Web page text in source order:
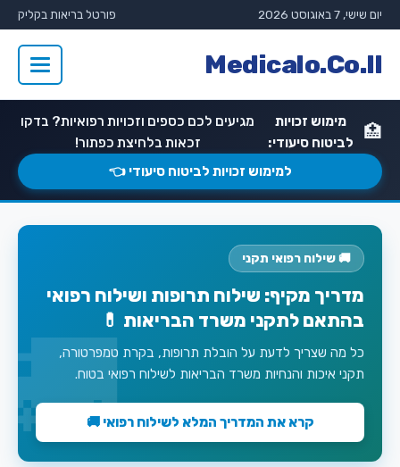
יום שישי, 7 באוגוסט 2026 פורטל בריאות בקליק
Medicalo.Co.Il
🏥
מימוש זכויות
לביטוח סיעודי:
מגיעים לכם כספים וזכויות רפואיות? בדקו
זכאות בלחיצת כפתור!
למימוש זכויות לביטוח סיעודי 👈
🚚 שילוח רפואי תקני
מדריך מקיף: שילוח תרופות ושילוח רפואי
בהתאם לתקני משרד הבריאות 💊
כל מה שצריך לדעת על הובלת תרופות, בקרת טמפרטורה,
תקני איכות והנחיות משרד הבריאות לשילוח רפואי בטוח.
קרא את המדריך המלא לשילוח רפואי 🚚